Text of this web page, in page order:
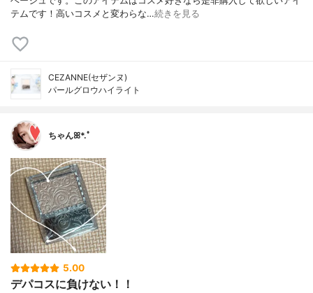
テムです！高いコスメと変わらな…続きを見る
CEZANNE(セザンヌ)
パールグロウハイライト
ちゃんꕤ*.ﾟ
5.00
デパコスに負けない！！